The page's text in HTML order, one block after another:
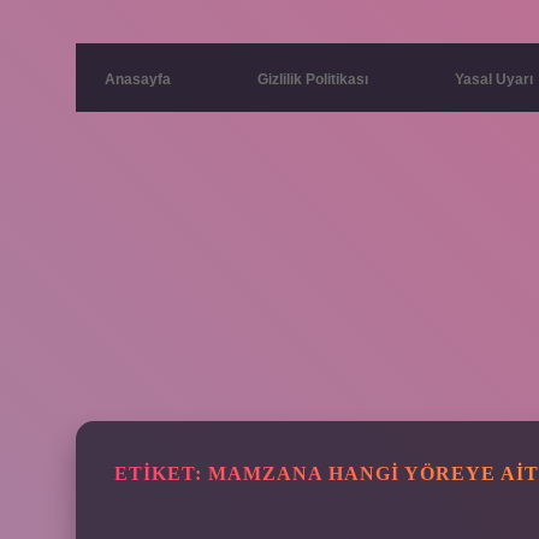
Anasayfa Gizlilik Politikası Yasal Uyarı
ETIKET: MAMZANA HANGI YÖREYE AIT